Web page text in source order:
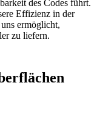
des Codes führt.
Effizienz in der
ermöglicht,
zu liefern.